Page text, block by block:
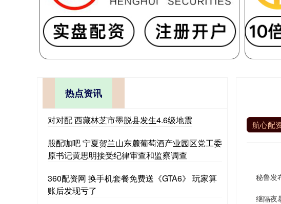
航心配
秘鲁发布
继隔夜暴
热点资讯
对对配 西藏林芝市墨脱县发生4.6级地震
股配咖吧 宁夏贺兰山东麓葡萄酒产业园区党工委
原书记黄思明接受纪律审查和监察调查
360配资网 换手机套餐免费送《GTA6》 玩家算
账后发现亏了